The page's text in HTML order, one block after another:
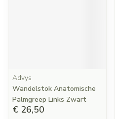
Advys
Wandelstok Anatomische
Palmgreep Links Zwart
€ 26,50